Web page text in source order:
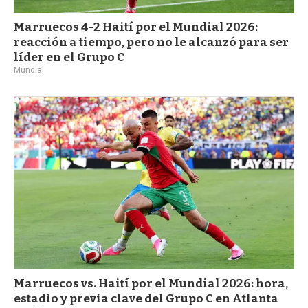
Marruecos 4-2 Haití por el Mundial 2026:
reacción a tiempo, pero no le alcanzó para ser
líder en el Grupo C
Mundial
Marruecos vs. Haití por el Mundial 2026: hora,
estadio y previa clave del Grupo C en Atlanta